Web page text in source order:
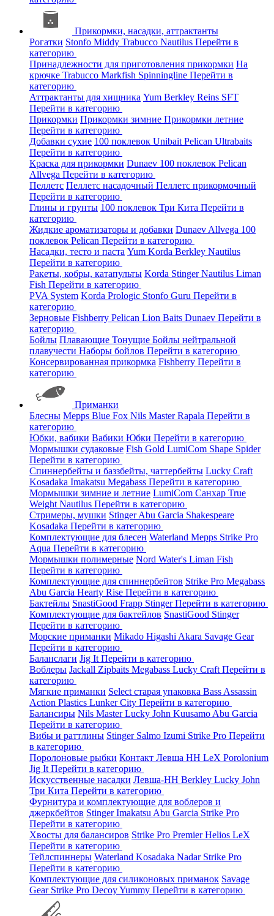
Прикормки, насадки, аттрактанты
Рогатки Stonfo Middy Trabucco Nautilus Перейти в
категорию
Принадлежности для приготовления прикормки На
крючке Trabucco Markfish Spinningline Перейти в
категорию
Аттрактанты для хищника Yum Berkley Reins SFT
Перейти в категорию
Прикормки Прикормки зимние Прикормки летние
Перейти в категорию
Добавки сухие 100 поклевок Unibait Pelican Ultrabaits
Перейти в категорию
Краска для прикормки Dunaev 100 поклевок Pelican
Allvega Перейти в категорию
Пеллетс Пеллетс насадочный Пеллетс прикормочный
Перейти в категорию
Глины и грунты 100 поклевок Три Кита Перейти в
категорию
Жидкие ароматизаторы и добавки Dunaev Allvega 100
поклевок Pelican Перейти в категорию
Насадки, тесто и паста Yum Korda Berkley Nautilus
Перейти в категорию
Ракеты, кобры, катапульты Korda StingerNautilus Liman
Fish Перейти в категорию
PVA System Korda Prologic Stonfo Guru Перейти в
категорию
Зерновые Fishberry Pelican Lion Baits Dunaev Перейти в
категорию
Бойлы Плавающие Тонущие Бойлы нейтральной
плавучести Наборы бойлов Перейти в категорию
Консервированная прикормка Fishberry Перейти в
категорию
Приманки
Блесны Mepps Blue Fox Nils MasterRapala Перейти в
категорию
Юбки, вабики Вабики Юбки Перейти в категорию
Мормышки судаковые Fish Gold LumiCom Shape Spider
Перейти в категорию
Спиннербейты и баззбейты, чаттербейты Lucky Craft
Kosadaka Imakatsu Megabass Перейти в категорию
Мормышки зимние и летние LumiCom Санхар True
Weight Nautilus Перейти в категорию
Стримеры, мушки StingerAbu Garcia Shakespeare
Kosadaka Перейти в категорию
Комплектующие для блесен Waterland Mepps Strike Pro
Aqua Перейти в категорию
Мормышки полимерные Nord Water's Liman Fish
Перейти в категорию
Комплектующие для спиннербейтов Strike Pro Megabass
Abu Garcia Hearty Rise Перейти в категорию
Бактейлы SnastiGood Frapp StingerПерейти в категорию
Комплектующие для бактейлов SnastiGood Stinger
Перейти в категорию
Морские приманки Mikado Higashi Akara Savage Gear
Перейти в категорию
Баланслаги Jig It Перейти в категорию
Воблеры Jackall Zipbaits Megabass Lucky Craft Перейти в
категорию
Мягкие приманки Select старая упаковка Bass Assassin
Action Plastics Lunker City Перейти в категорию
Балансиры Nils MasterLucky John Kuusamo Abu Garcia
Перейти в категорию
Вибы и раттлины Stinger Salmo Izumi Strike Pro Перейти
в категорию
Поролоновые рыбки Контакт Левша НН LeX Porolonium
Jig It Перейти в категорию
Искусственные насадки Левша-НН Berkley Lucky John
Три Кита Перейти в категорию
Фурнитура и комплектующие для воблеров и
джеркбейтов StingerImakatsu Abu Garcia Strike Pro
Перейти в категорию
Хвосты для балансиров Strike Pro PremierHelios LeX
Перейти в категорию
Тейлспиннеры Waterland Kosadaka Nadar Strike Pro
Перейти в категорию
Комплектующие для силиконовых приманок Savage
Gear Strike Pro DecoyYummy Перейти в категорию